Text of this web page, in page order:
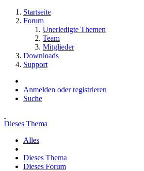
Startseite
Forum
Unerledigte Themen
Team
Mitglieder
Downloads
Support
Anmelden oder registrieren
Suche
Dieses Thema
Alles
Dieses Thema
Dieses Forum